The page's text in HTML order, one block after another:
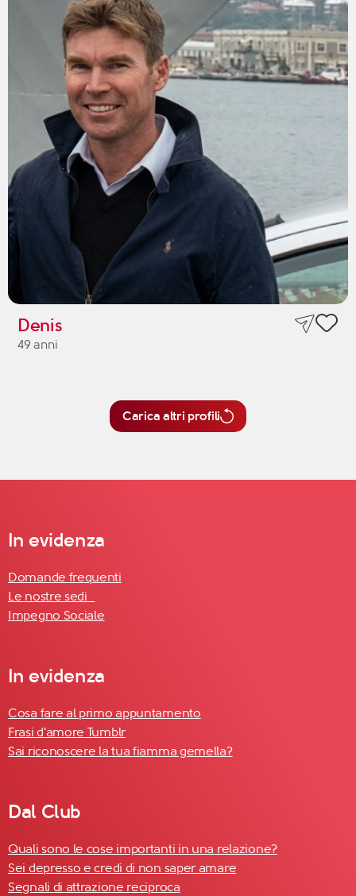
Denis
49 anni
Carica altri profili
In evidenza
Domande frequenti
Le nostre sedi
Impegno Sociale
In evidenza
Cosa fare al primo appuntamento
Frasi d'amore Tumblr
Sai riconoscere la tua fiamma gemella?
Dal Club
Quali sono le cose importanti in una relazione?
Sei depresso e credi di non saper amare
Segnali di attrazione reciproca